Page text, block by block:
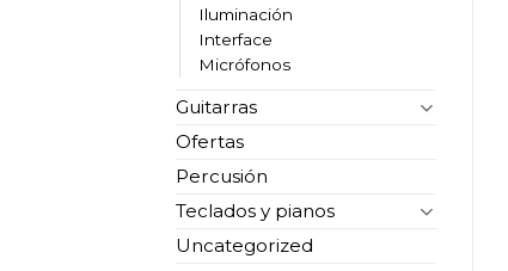
Iluminación
Interface
Micrófonos
Guitarras
Ofertas
Percusión
Teclados y pianos
Uncategorized